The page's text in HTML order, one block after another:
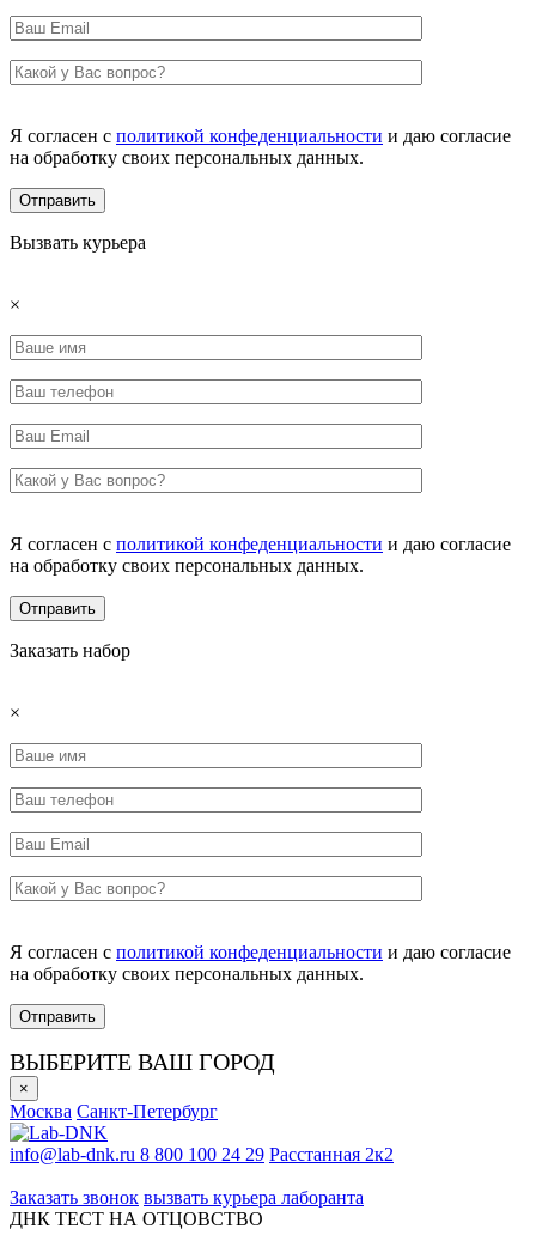
Я согласен с политикой конфеденциальности и даю согласие
на обработку своих персональных данных.
Вызвать курьера
×
Я согласен с политикой конфеденциальности и даю согласие
на обработку своих персональных данных.
Заказать набор
×
Я согласен с политикой конфеденциальности и даю согласие
на обработку своих персональных данных.
ВЫБЕРИТЕ ВАШ ГОРОД
×
Москва Санкт-Петербург
info@lab-dnk.ru 8 800 100 24 29 Расстанная 2к2
Заказать звонок вызвать курьера лаборанта
ДНК ТЕСТ НА ОТЦОВСТВО